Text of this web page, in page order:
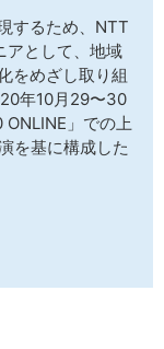
するため、NTT
アとして、地域
をめざし取り組
年10月29〜30
」での上
を基に構成した